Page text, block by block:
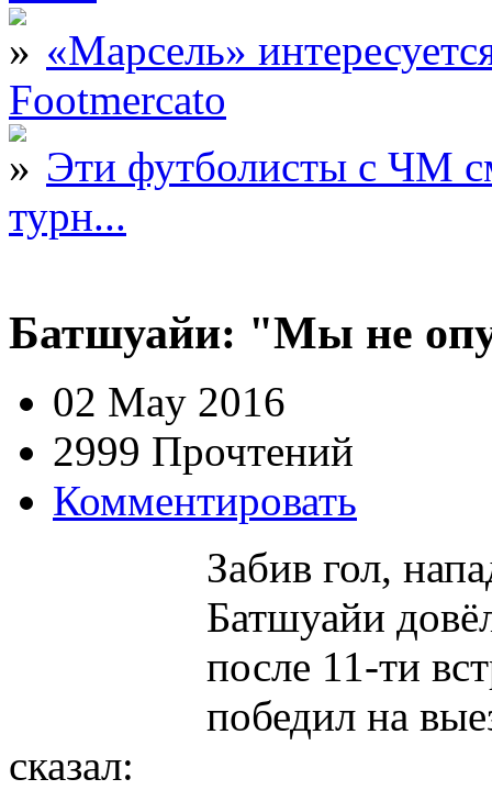
«Марсель»
Footmercato
Эти футболисты с ЧМ
турн...
Батшуайи: "Мы не
02 May 2016
2999 Прочтений
Комментировать
Забив гол,
Батшуайи
после 11-ти
победил на
сказал: